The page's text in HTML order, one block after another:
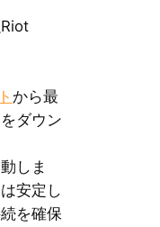
から最
ダウン
しま
安定し
を確保